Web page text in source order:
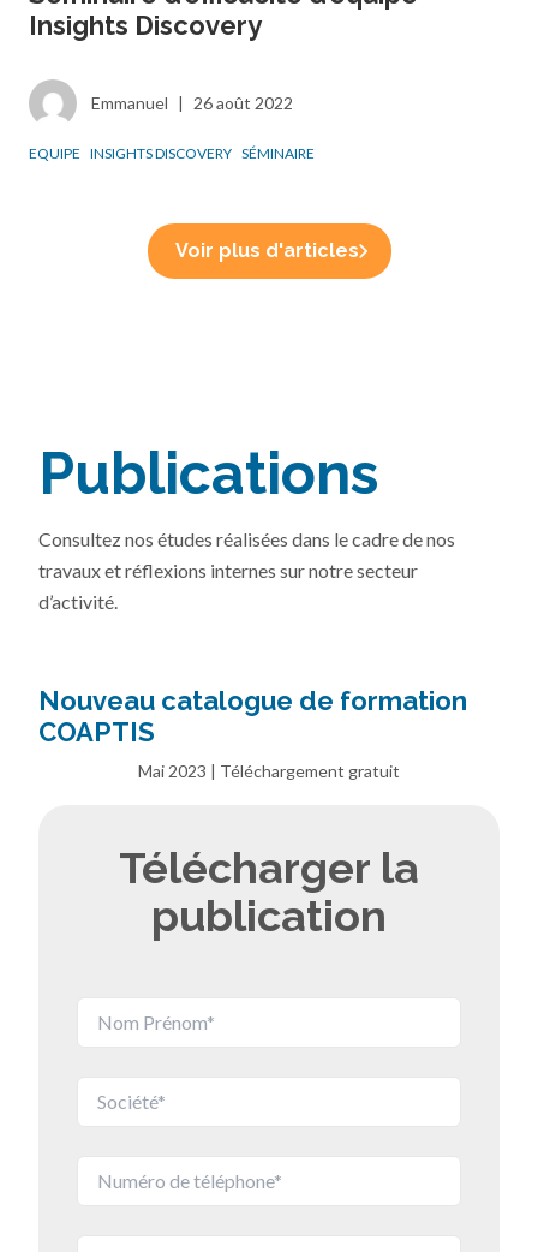
Insights Discovery
Emmanuel | 26 août 2022
EQUIPE INSIGHTS DISCOVERY SÉMINAIRE
Voir plus d'articles
Publications
Consultez nos études réalisées dans le cadre de nos
travaux et réflexions internes sur notre secteur
d’activité.
Nouveau catalogue de formation
COAPTIS
Mai 2023 | Téléchargement gratuit
Télécharger la
publication